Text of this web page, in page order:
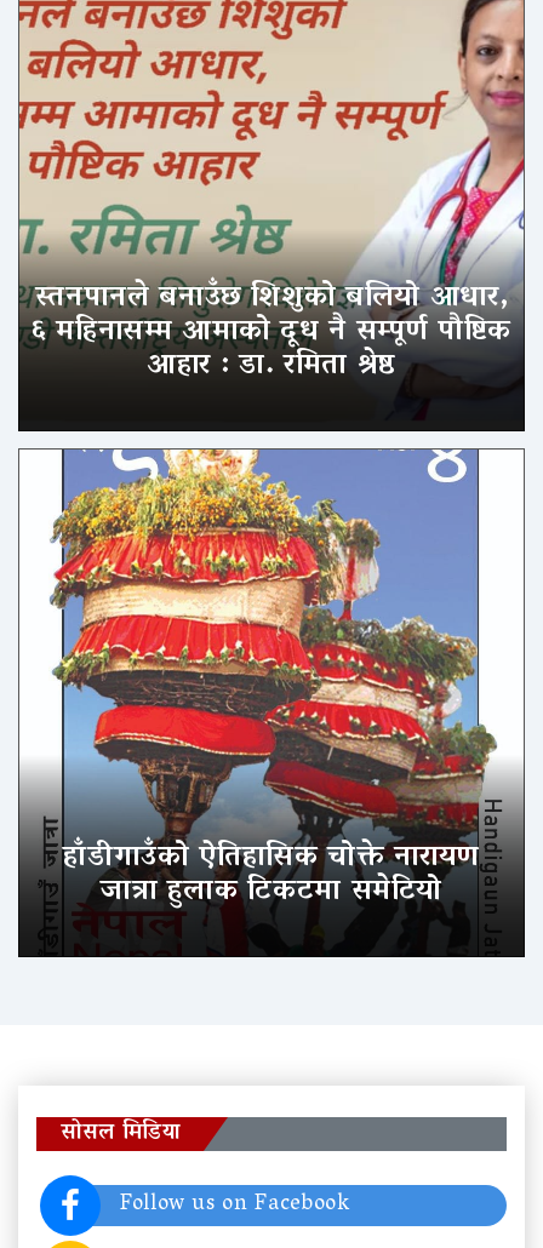
स्तनपानले बनाउँछ शिशुको बलियो आधार,
६ महिनासम्म आमाको दूध नै सम्पूर्ण पौष्टिक
आहार : डा. रमिता श्रेष्ठ
हाँडीगाउँको ऐतिहासिक चोक्ते नारायण
जात्रा हुलाक टिकटमा समेटियो
सोसल मिडिया
Follow us on Facebook